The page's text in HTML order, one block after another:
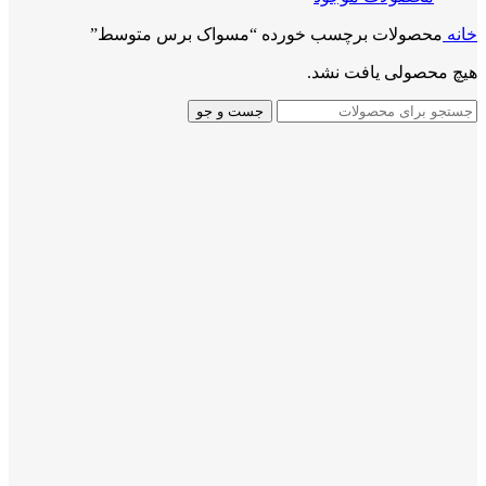
خانه محصولات برچسب خورده “مسواک برس متوسط”
هیچ محصولی یافت نشد.
جست و جو